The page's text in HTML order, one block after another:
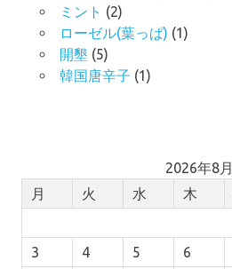
ミント (2)
ローゼル(葉っぱ) (1)
開墾 (5)
韓国唐辛子 (1)
2026年8月
月
火 水 木
3
4 5 6